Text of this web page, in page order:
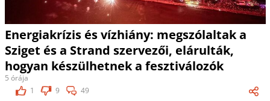
Energiakrízis és vízhiány: megszólaltak a
Sziget és a Strand szervezői, elárulták,
hogyan készülhetnek a fesztiválozók
5 órája
1
9 49